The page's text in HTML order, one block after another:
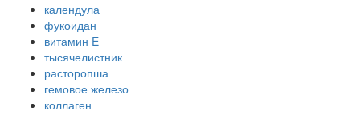
календула
фукоидан
витамин E
тысячелистник
расторопша
гемовое железо
коллаген